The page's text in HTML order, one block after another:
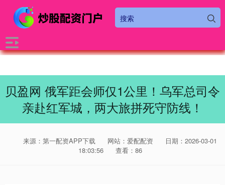
贝盈网 俄军距会师仅1公里！乌军总司令
亲赴红军城，两大旅拼死守防线！
来源：第一配资APP下载 网站：爱配配资
日期：2026-03-01
18:03:56
查看：86